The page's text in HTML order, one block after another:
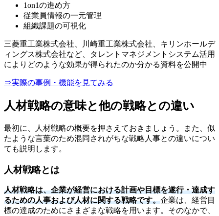
1on1の進め方
従業員情報の一元管理
組織課題の可視化
三菱重工業株式会社、川崎重工業株式会社、キリンホールデ
ィングス株式会社など、タレントマネジメントシステム活用
によりどのような効果が得られたのか分かる資料を公開中
⇒実際の事例・機能を見てみる
人材戦略の意味と他の戦略との違い
最初に、人材戦略の概要を押さえておきましょう。また、似
たような言葉のため混同されがちな戦略人事との違いについ
ても説明します。
人材戦略とは
人材戦略は、企業が経営における計画や目標を遂行・達成す
るための人事および人材に関する戦略です。企業は、経営目
標の達成のためにさまざまな戦略を用います。そのなかで、